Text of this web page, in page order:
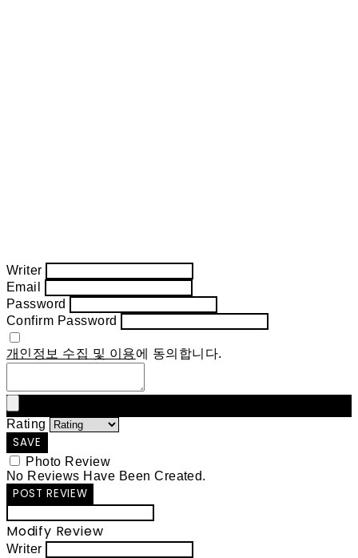
Writer
Email
Password
Confirm Password
개인정보 수집 및 이용에 동의합니다.
Rating
SAVE
Photo Review
No Reviews Have Been Created.
POST REVIEW
Modify Review
Writer